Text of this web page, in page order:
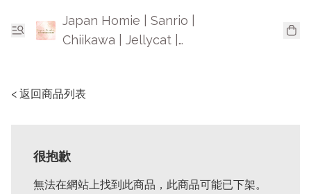
Japan Homie | Sanrio |
Chiikawa | Jellycat |
< 返回商品列表
很抱歉
無法在網站上找到此商品，此商品可能已下架。